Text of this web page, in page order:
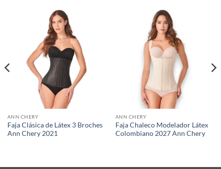
ANN CHERY
Faja Clásica de Látex 3 Broches
Ann Chery 2021
ANN CHERY
Faja Chaleco Modelador Látex
Colombiano 2027 Ann Chery